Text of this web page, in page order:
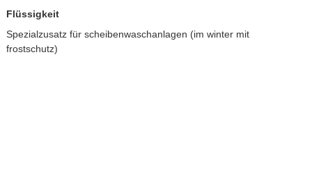
Flüssigkeit
Spezialzusatz für scheibenwaschanlagen (im winter mit
frostschutz)